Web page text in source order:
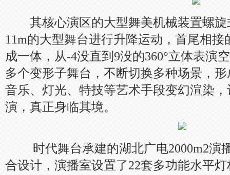
其核心演区的大型舞美机械装置螺旋
11m的大型舞台进行升降运动，首尾相
成一体，从-4没直到9没的360°立体表演
多个变形子舞台，不断切换多种场景，
音乐、灯光、特技等艺术手段变幻渲染
演，真正身临其境。
时代舞台承建的湖北广电2000m2演
合设计，演播室设置了22套多功能水平